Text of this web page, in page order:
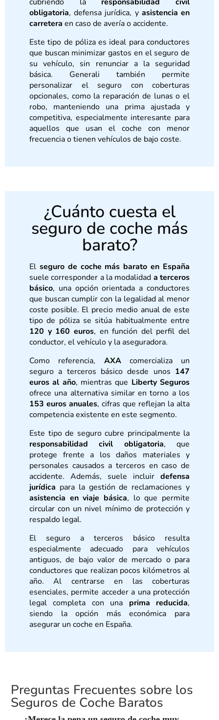
obligatoria, defensa jurídica, y asistencia en
carretera en caso de avería o accidente.
Este tipo de póliza es ideal para conductores
que buscan minimizar gastos en el seguro de
su vehículo, sin renunciar a la seguridad
básica. Generali también permite
personalizar el seguro con coberturas
opcionales, como la reparación de lunas o el
robo, manteniendo una prima ajustada y
competitiva, especialmente interesante para
aquellos que usan el coche con menor
frecuencia o tienen vehículos de bajo coste.
¿Cuánto cuesta el
seguro de coche más
barato?
El seguro de coche más barato en España
suele corresponder a la modalidad a terceros
básico, una opción orientada a conductores
que buscan cumplir con la legalidad al menor
coste posible. El precio medio anual de este
tipo de póliza se sitúa habitualmente entre
120 y 160 euros, en función del perfil del
conductor, el vehículo y la aseguradora.
Como referencia, AXAcomercializa un
seguro a terceros básico desde unos 147
euros al año, mientras que Liberty Seguros
ofrece una alternativa similar en torno a los
153 euros anuales, cifras que reflejan la alta
competencia existente en este segmento.
Este tipo de seguro cubre principalmente la
responsabilidad civil obligatoria, que
protege frente a los daños materiales y
personales causados a terceros en caso de
accidente. Además, suele incluir defensa
jurídica para la gestión de reclamaciones y
asistencia en viaje básica, lo que permite
circular con un nivel mínimo de protección y
respaldo legal.
El seguro a terceros básico resulta
especialmente adecuado para vehículos
antiguos, de bajo valor de mercado o para
conductores que realizan pocos kilómetros al
año. Al centrarse en las coberturas
esenciales, permite acceder a una protección
legal completa con una prima reducida,
siendo la opción más económica para
asegurar un coche en España.
Preguntas Frecuentes sobre los
Seguros de Coche Baratos